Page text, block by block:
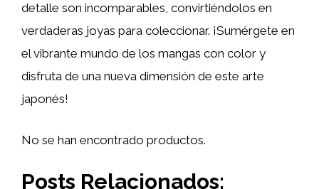
detalle son incomparables, convirtiéndolos en
verdaderas joyas para coleccionar. ¡Sumérgete en
el vibrante mundo de los mangas con color y
disfruta de una nueva dimensión de este arte
japonés!
No se han encontrado productos.
Posts Relacionados: